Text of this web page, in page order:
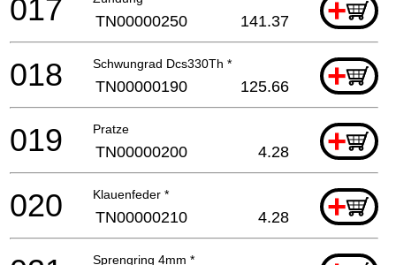
+
017 TN00000250 141.37
Schwungrad Dcs330Th * +
018 TN00000190 125.66
Pratze +
019 TN00000200 4.28
Klauenfeder * +
020 TN00000210 4.28
Sprengring 4mm *